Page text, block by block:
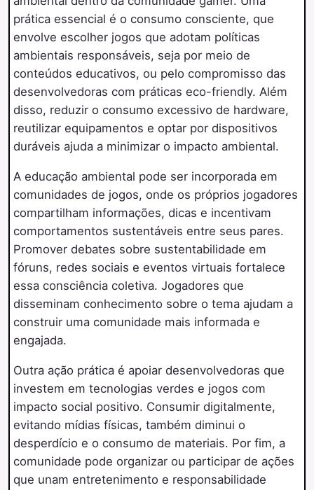
prática essencial é o consumo consciente, que
envolve escolher jogos que adotam políticas
ambientais responsáveis, seja por meio de
conteúdos educativos, ou pelo compromisso das
desenvolvedoras com práticas eco-friendly. Além
disso, reduzir o consumo excessivo de hardware,
reutilizar equipamentos e optar por dispositivos
duráveis ajuda a minimizar o impacto ambiental.
A educação ambiental pode ser incorporada em
comunidades de jogos, onde os próprios jogadores
compartilham informações, dicas e incentivam
comportamentos sustentáveis entre seus pares.
Promover debates sobre sustentabilidade em
fóruns, redes sociais e eventos virtuais fortalece
essa consciência coletiva. Jogadores que
disseminam conhecimento sobre o tema ajudam a
construir uma comunidade mais informada e
engajada.
Outra ação prática é apoiar desenvolvedoras que
investem em tecnologias verdes e jogos com
impacto social positivo. Consumir digitalmente,
evitando mídias físicas, também diminui o
desperdício e o consumo de materiais. Por fim, a
comunidade pode organizar ou participar de ações
que unam entretenimento e responsabilidade